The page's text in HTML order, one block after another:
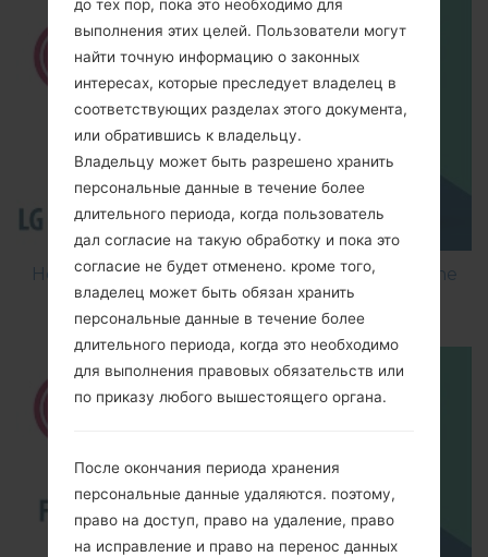
How to Flash Stock Firmware on LG Smartphone
using LG Flash Tool 2014?
до тех пор, пока это необходимо для
выполнения этих целей. Пользователи могут
найти точную информацию о законных
интересах, которые преследует владелец в
соответствующих разделах этого документа,
или обратившись к владельцу.
Владельцу может быть разрешено хранить
персональные данные в течение более
длительного периода, когда пользователь
дал согласие на такую обработку и пока это
согласие не будет отменено. кроме того,
владелец может быть обязан хранить
персональные данные в течение более
длительного периода, когда это необходимо
для выполнения правовых обязательств или
по приказу любого вышестоящего органа.
После окончания периода хранения
персональные данные удаляются. поэтому,
право на доступ, право на удаление, право
на исправление и право на перенос данных